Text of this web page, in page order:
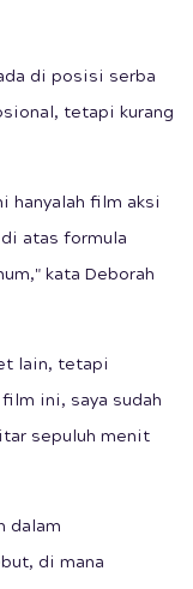
di posisi serba
tetapi kurang
hanyalah film aksi
atas formula
kata Deborah
lain, tetapi
ini, saya sudah
sepuluh menit
dalam
di mana